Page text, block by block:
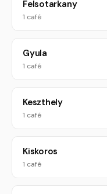
Felsotarkany
1 café
Gyula
1 café
Keszthely
1 café
Kiskoros
1 café